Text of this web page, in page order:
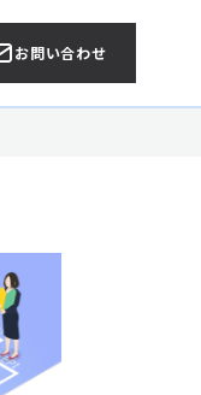
お問い合わせ